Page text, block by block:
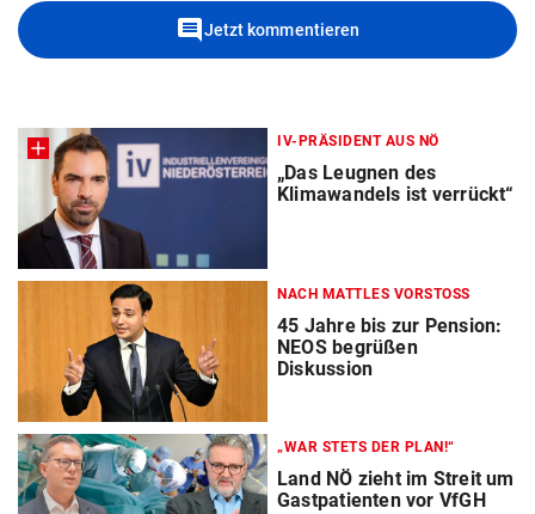
commentJetzt kommentieren
IV-PRÄSIDENT AUS NÖ
„Das Leugnen des
Klimawandels ist verrückt“
NACH MATTLES VORSTOSS
45 Jahre bis zur Pension:
NEOS begrüßen
Diskussion
„WAR STETS DER PLAN!“
Land NÖ zieht im Streit um
Gastpatienten vor VfGH